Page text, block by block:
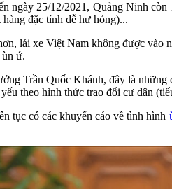
ngày 25/12/2021, Quảng Ninh
đặc tính dễ hư hỏng)...
lái xe Việt Nam không được
ùn ứ.
Trần Quốc Khánh, đây là
theo hình thức trao đổi cư dân
tục có các khuyến cáo về tình hình